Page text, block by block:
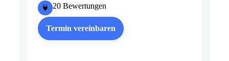
20 Bewertungen
Termin vereinbaren